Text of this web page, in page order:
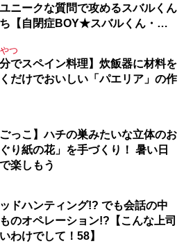
ニークな質問で攻めるスバルくん
【自閉症BOY★スバルくん・
つ
分でスペイン料理】炊飯器に材料を
だけでおいしい「パエリア」の作
ごっこ】ハチの巣みたいな立体のお
り紙の花」を手づくり！ 暑い日
楽しもう
ドハンティング!? でも会話の中
のオペレーション!?【こんな上司
わけでして！58】